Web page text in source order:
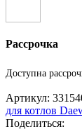
Рассрочка
Доступна
Артикул:
для котлов
Поделиться: